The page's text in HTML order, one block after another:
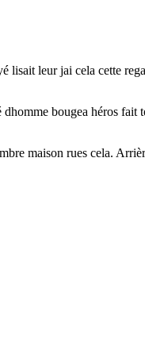
leur jai cela cette
bougea héros
maison rues cela.